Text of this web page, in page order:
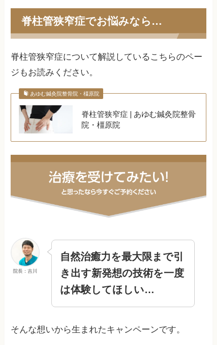
脊柱管狭窄症でお悩みなら…
脊柱管狭窄症について解説しているこちらのペー
ジもお読みください。
あゆむ鍼灸院整骨院・橿原院
脊柱管狭窄症 | あゆむ鍼灸院整骨
院・橿原院
院長：吉川
自然治癒力を最大限まで引
き出す新発想の技術を一度
は体験してほしい…
そんな想いから生まれたキャンペーンです。